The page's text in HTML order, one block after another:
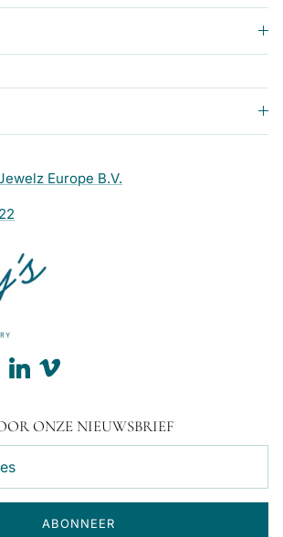
Europe B.V.
LinkedInVimeo
ONZE NIEUWSBRIEF
ABONNEER